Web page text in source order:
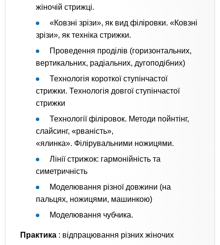
жіночій стрижці.
«Ковзні зрізи», як вид філіровки. «Ковзні
зрізи», як техніка стрижки.
Проведення проділів (горизонтальних,
вертикальних, радіальних, дугоподібних)
Технологія короткої ступінчастої
стрижки. Технологія довгої ступінчастої
стрижки
Технології філіровок. Методи пойнтінг,
слайсинг, «рваність»,
«ялинка». Філірувальними ножицями.
Лінії стрижок: гармонійність та
симетричність
Моделювання різної довжини (на
пальцях, ножицями, машинкою)
Моделювання чубчика.
Практика : відпрацювання різних жіночих